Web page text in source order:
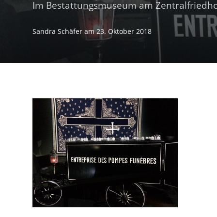
Im Bestattungsmuseum am
Sandra Schäferam 23. Oktober 2018